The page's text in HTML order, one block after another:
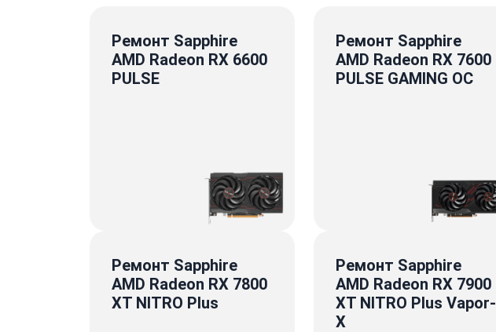
Ремонт Sapphire
AMD Radeon RX 6600
PULSE
Ремонт Sapphire
AMD Radeon RX 7600
PULSE GAMING OC
Ремонт Sapphire
AMD Radeon RX 7800
XT NITRO Plus
Ремонт Sapphire
AMD Radeon RX 7900
XT NITRO Plus Vapor-
X